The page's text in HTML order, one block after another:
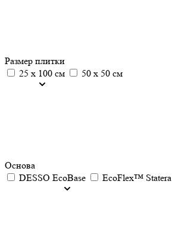
Размер плитки
25 х 100 см
50 х 50 см
Основа
DESSO EcoBase
EcoFlex™ Statera